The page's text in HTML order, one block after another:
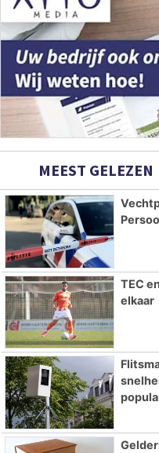
MEEST GELEZEN
TEC
elkaar